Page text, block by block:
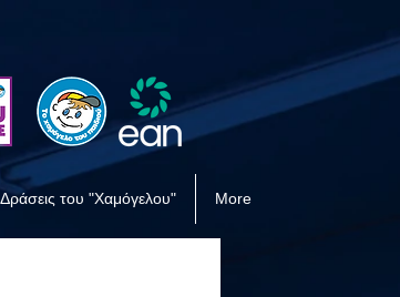
Δράσεις του "Χαμόγελου" More